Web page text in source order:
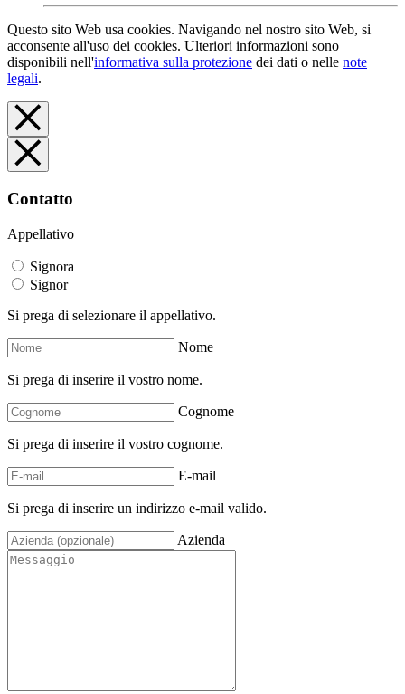
Questo sito Web usa cookies. Navigando nel nostro sito Web, si
acconsente all'uso dei cookies. Ulteriori informazioni sono
disponibili nell'informativa sulla protezione dei dati o nelle note
legali.
Contatto
Appellativo
Signora
Signor
Si prega di selezionare il appellativo.
Nome
Si prega di inserire il vostro nome.
Cognome
Si prega di inserire il vostro cognome.
E-mail
Si prega di inserire un indirizzo e-mail valido.
Azienda